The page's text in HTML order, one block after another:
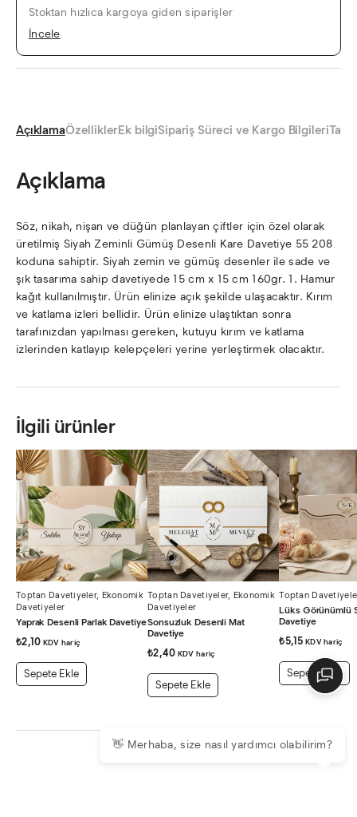
Stoktan hızlıca kargoya giden siparişler
İncele
AçıklamaÖzelliklerEk bilgiSipariş Süreci ve Kargo Bilgileri
Açıklama
Söz, nikah, nişan ve düğün planlayan çiftler için özel olarak
üretilmiş Siyah Zeminli Gümüş Desenli Kare Davetiye 55 208
koduna sahiptir. Siyah zemin ve gümüş desenler ile sade ve
şık tasarıma sahip davetiyede 15 cm x 15 cm 160gr. 1. Hamur
kağıt kullanılmıştır. Ürün elinize açık şekilde ulaşacaktır. Kırım
ve katlama izleri bellidir. Ürün elinize ulaştıktan sonra
tarafınızdan yapılması gereken, kutuyu kırım ve katlama
izlerinden katlayıp kelepçeleri yerine yerleştirmek olacaktır.
İlgili ürünler
Toptan Davetiyeler, Ekonomik
Davetiyeler
Yaprak Desenli Parlak Davetiye
₺2,10 KDV hariç
Sepete Ekle
Toptan Davetiyeler, Ekonomik
Davetiyeler
Sonsuzluk Desenli Mat
Davetiye
₺2,40 KDV hariç
Sepete Ekle
Toptan
Lüks Görünümlü
Davetiye
₺5,15 KDV hariç
Sepete Ekle
👋 Merhaba, size nasıl yardımcı olabilirim?